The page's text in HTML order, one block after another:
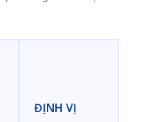
ĐỊNH VỊ